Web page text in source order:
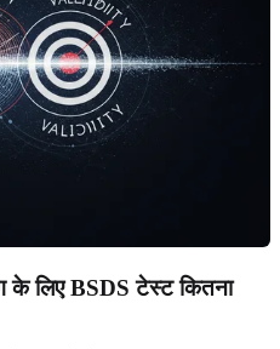
के लिए BSDS टेस्ट कितना